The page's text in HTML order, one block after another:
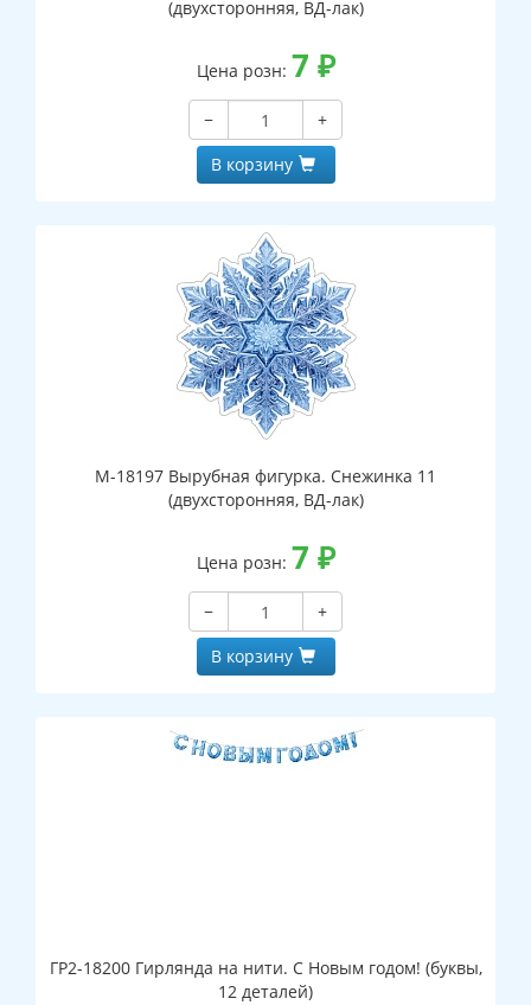
(двухсторонняя, ВД-лак)
Цена розн: 7 ₽
−
+
В корзину
М-18197 Вырубная фигурка. Снежинка 11
(двухсторонняя, ВД-лак)
Цена розн: 7 ₽
−
+
В корзину
ГР2-18200 Гирлянда на нити. С Новым годом! (буквы,
12 деталей)